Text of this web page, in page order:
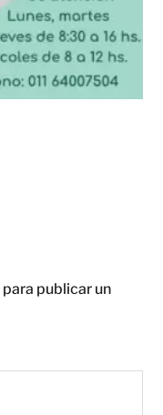
para publicar un